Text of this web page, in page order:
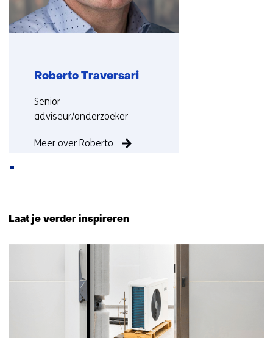
Roberto Traversari
Functie:
Senior
adviseur/onderzoeker
Meer over Roberto
(Neem
ons
op)
Laat je verder inspireren
resultaten,
6
t/m
9